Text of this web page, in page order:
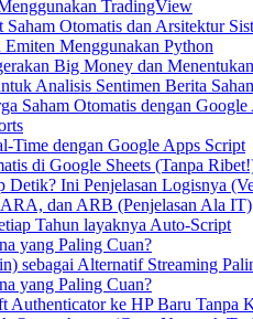
TradingView
Otomatis dan Arsitektur
Menggunakan Python
Big Money dan
Analisis Sentimen Berita
Saham Otomatis dengan
Time dengan Google Apps Script
di Google Sheets (Tanpa
Detik? Ini Penjelasan Logisnya
dan ARB (Penjelasan Ala IT)
Tahun layaknya Auto-Script
yang Paling Cuan?
sebagai Alternatif Streaming
yang Paling Cuan?
ke HP Baru Tanpa